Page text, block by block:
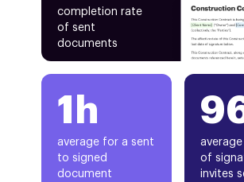
completion rate
of sent
documents
1h
average for a sent
to signed
document
of
invites